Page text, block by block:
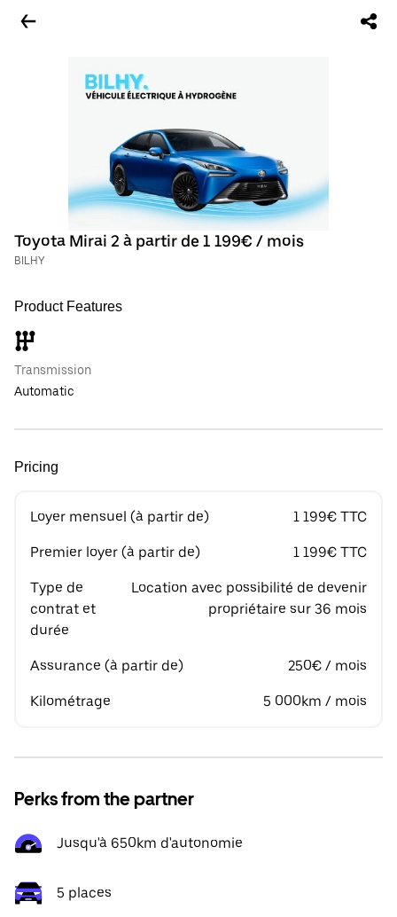
Toyota Mirai 2 à partir de 1 199€ / mois
BILHY
Product Features
Transmission
Automatic
Pricing
Loyer mensuel (à partir de) 1 199€ TTC
Premier loyer (à partir de) 1 199€ TTC
Type de
contrat et
durée
Location avec possibilité de devenir
propriétaire sur 36 mois
Assurance (à partir de) 250€ / mois
Kilométrage 5 000km / mois
Perks from the partner
Jusqu'à 650km d'autonomie
5 places